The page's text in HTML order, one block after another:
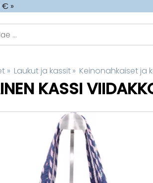
»
‪» Laukut ja kassit‪» Keinonahkaiset ja
KASSI